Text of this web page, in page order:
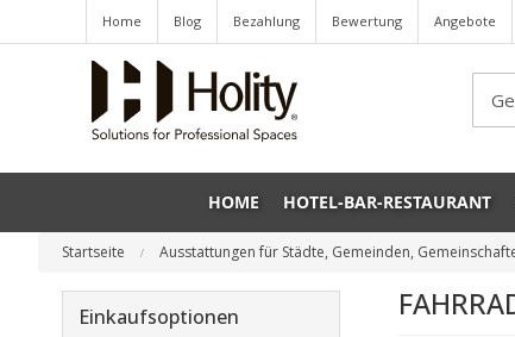
Home Blog Bezahlung Bewertung Angebote
HOME HOTEL-BAR-RESTAURANT
Startseite Ausstattungen für Städte, Gemeinden,
Einkaufsoptionen